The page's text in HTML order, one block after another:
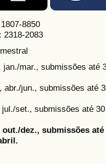
8850
2318-2083
mar., submissões até
abr./jun., submissões até
set., submissões até
dez., submissões